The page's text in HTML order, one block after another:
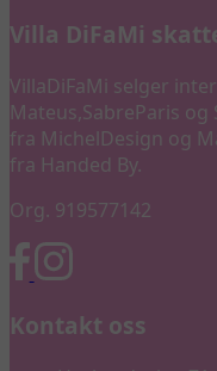
Villa DiFaMi
VillaDiFaMi selger
Mateus,SabreParis
fra MichelDesign og
fra Handed By.
Org. 919577142
Kontakt oss